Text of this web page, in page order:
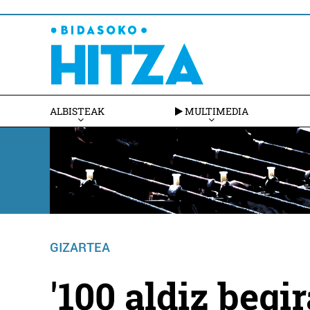
ALBISTEAK MULTIMEDIA
GIZARTEA
'100 aldiz